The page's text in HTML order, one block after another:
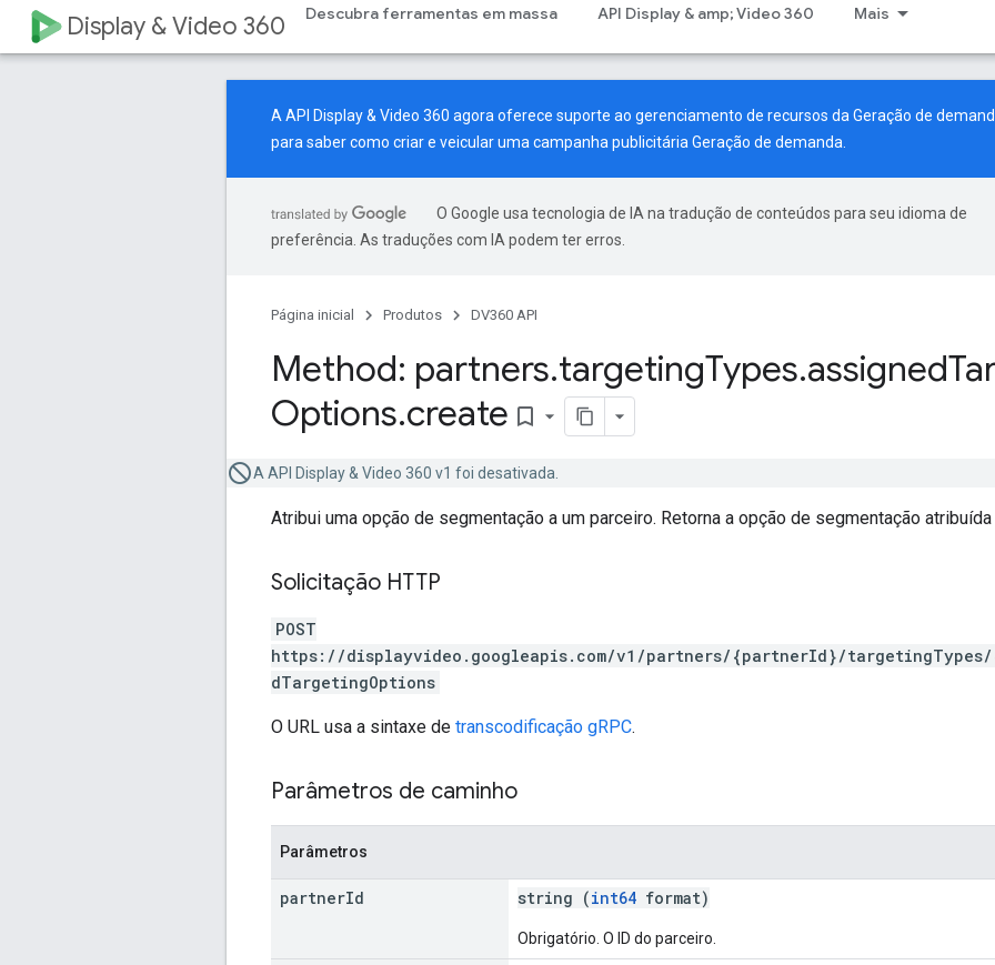
Display & Video 360 Descubra ferramentas em massa API Display & amp; Video 360 Mais
A API Display & Video 360 agora oferece suporte ao gerenciamento de recursos da Geração de
para saber como criar e veicular uma campanha publicitária Geração de demanda.
O Google usa tecnologia de IA na tradução de conteúdos para seu idioma de
preferência. As traduções com IA podem ter erros.
Página inicial Produtos DV360 API
Method: partners.targetingTypes.assigned
Options.create bookmark_border
A API Display & Video 360 v1 foi desativada.
Atribui uma opção de segmentação a um parceiro. Retorna a opção de segmentação
Solicitação HTTP
POST
https://displayvideo.googleapis.com/v1/partners/{partnerId}/
dTargetingOptions
O URL usa a sintaxe de transcodificação gRPC.
Parâmetros de caminho
Parâmetros
partnerId string (int64 format)
Obrigatório. O ID do parceiro.